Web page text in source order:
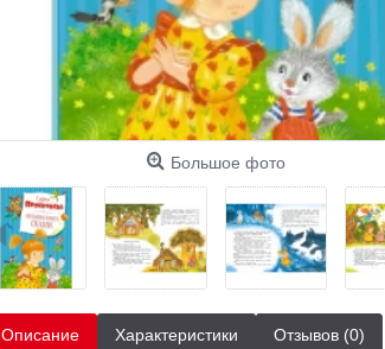
Большое фото
Описание Характеристики Отзывов (0)